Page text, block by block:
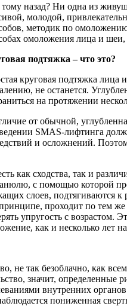
назад? Ни одна из
молодой,
методик по
омоложения лица и
подтяжка – что это?
круговая подтяжка лица
не останется.
на протяжении
от обычной,
SMAS-лифтинга
и осложнений.
как сходства, так и
с помощью которой
слоев, подтягиваются
проходит по тем
упругость с
как и несколько лет
не так безоблачно, как
значит, определенные
внутренних
пониженная